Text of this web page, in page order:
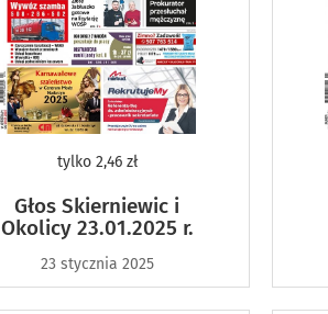
tylko2,46 zł
Głos Skierniewic i
Okolicy 23.01.2025 r.
23 stycznia 2025